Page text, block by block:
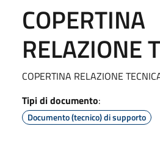
COPERTINA
RELAZIONE
COPERTINA RELAZIONE
Tipi di documento:
Documento (tecnico) di supporto